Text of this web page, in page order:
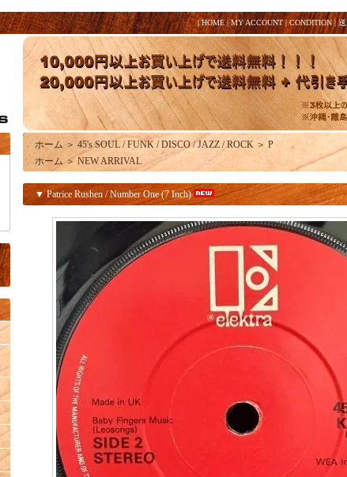
|HOME|MY ACCOUNT |CONDITION |
ホーム ＞ 45's SOUL / FUNK / DISCO / JAZZ / ROCK ＞ P
ホーム ＞ NEW ARRIVAL
▼ Patrice Rushen / Number One (7 Inch)